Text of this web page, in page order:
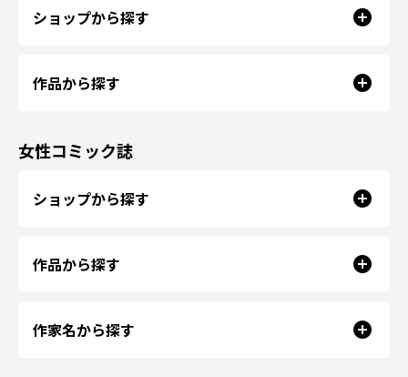
ショップから探す
作品から探す
女性コミック誌
ショップから探す
作品から探す
作家名から探す